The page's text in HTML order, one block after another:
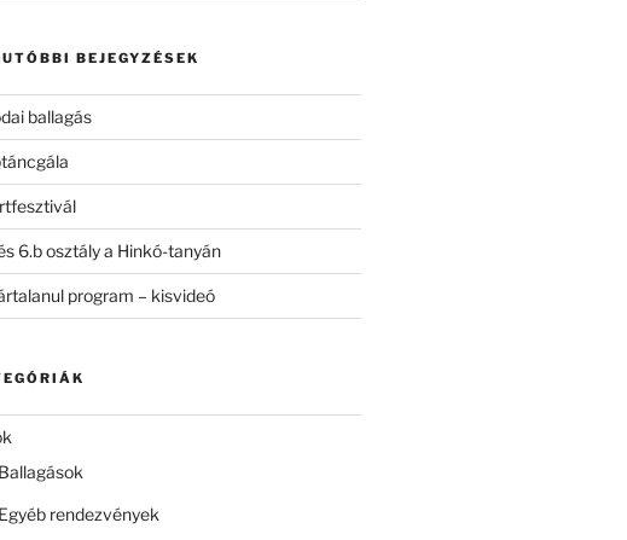
BEJEGYZÉSEK
ballagás
6.b osztály a Hinkó-tanyán
program – kisvideó
Ballagások
Egyéb rendezvények